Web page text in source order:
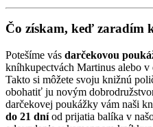
Čo získam, keď zaradím
Potešíme vás darčekovou
kníhkupectvách Martinus alebo
Takto si môžete svoju knižnú
obohatiť ju novým
darčekovej poukážky vám naši
do 21 dníod prijatia balíka v